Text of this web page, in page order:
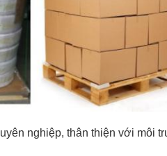
nghiệp, thân thiện với môi